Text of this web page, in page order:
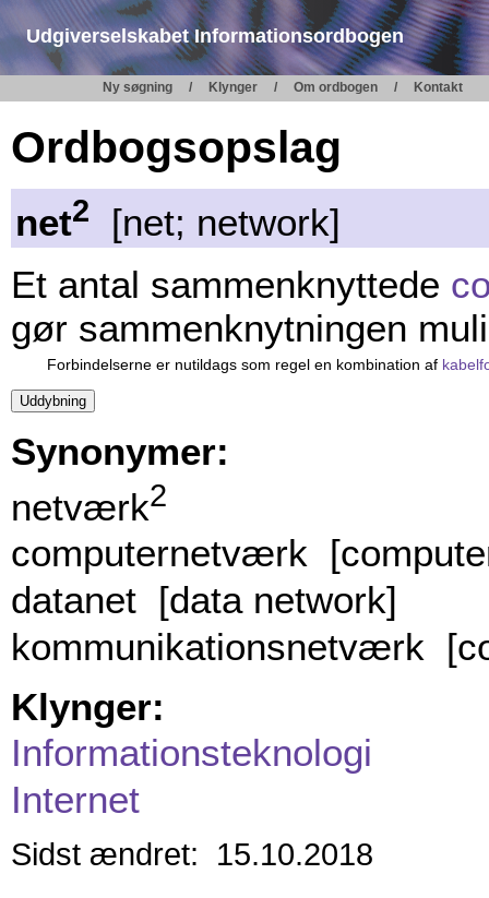
Udgiverselskabet Informationsordbogen
Ny søgning Klynger Om ordbogen Kontakt
Ordbogsopslag
net2
[net; network]
Et antal sammenknyttede
gør sammenknytningen
Forbindelserne er nutildags som regel en kombination af
Synonymer:
netværk2
computernetværk
datanet [data network]
kommunikationsnetværk
Klynger:
Informationsteknologi
Internet
Sidst ændret: 15.10.2018